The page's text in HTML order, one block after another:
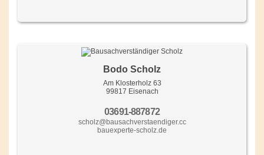
Bodo Scholz
Am Klosterholz 63
99817 Eisenach
03691-887872
scholz@bausachverstaendiger.cc
bauexperte-scholz.de